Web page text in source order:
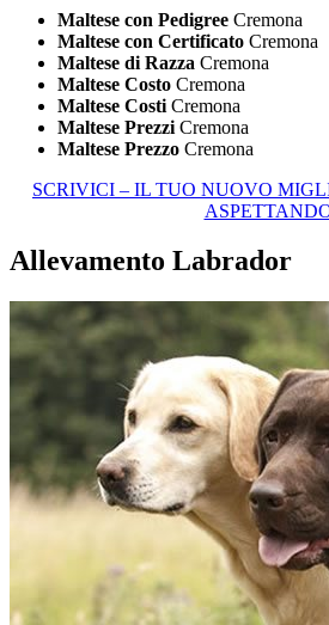
Maltese con Pedigree Cremona
Maltese con Certificato Cremona
Maltese di Razza Cremona
Maltese Costo Cremona
Maltese Costi Cremona
Maltese Prezzi Cremona
Maltese Prezzo Cremona
SCRIVICI – IL TUO NUOVO
Allevamento Labrador